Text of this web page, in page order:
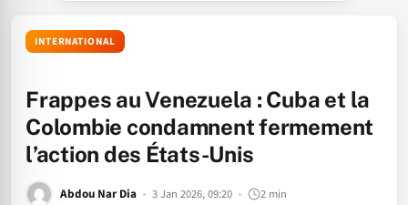
INTERNATIONAL
Frappes au Venezuela : Cuba et la
Colombie condamnent fermement
l’action des États-Unis
Abdou Nar Dia 3 Jan 2026, 09:20 2 min